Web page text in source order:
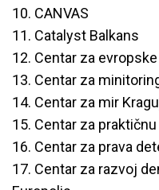
10. CANVAS
11. Catalyst Balkans
12. Centar za
13. Centar za
14. Centar za mir
15. Centar za
16. Centar za prava
17. Centar za razvoj